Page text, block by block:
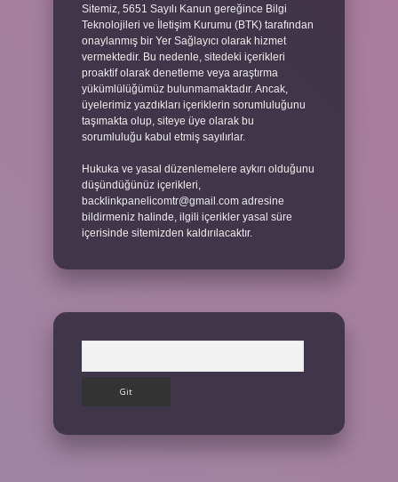
Sitemiz, 5651 Sayılı Kanun gereğince Bilgi
Teknolojileri ve İletişim Kurumu (BTK) tarafından
onaylanmış bir Yer Sağlayıcı olarak hizmet
vermektedir. Bu nedenle, sitedeki içerikleri
proaktif olarak denetleme veya araştırma
yükümlülüğümüz bulunmamaktadır. Ancak,
üyelerimiz yazdıkları içeriklerin sorumluluğunu
taşımakta olup, siteye üye olarak bu
sorumluluğu kabul etmiş sayılırlar.
Hukuka ve yasal düzenlemelere aykırı olduğunu
düşündüğünüz içerikleri,
backlinkpanelicomtr@gmail.com adresine
bildirmeniz halinde, ilgili içerikler yasal süre
içerisinde sitemizden kaldırılacaktır.